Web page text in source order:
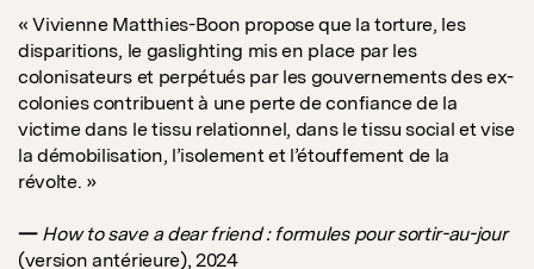
« Vivienne Matthies-Boon propose que la torture, les
disparitions, le gaslighting mis en place par les
colonisateurs et perpétués par les gouvernements des ex-
colonies contribuent à une perte de confiance de la
victime dans le tissu relationnel, dans le tissu social et vise
la démobilisation, l’isolement et l’étouffement de la
révolte. »
— How to save a dear friend : formules pour sortir-au-jour
(version antérieure), 2024